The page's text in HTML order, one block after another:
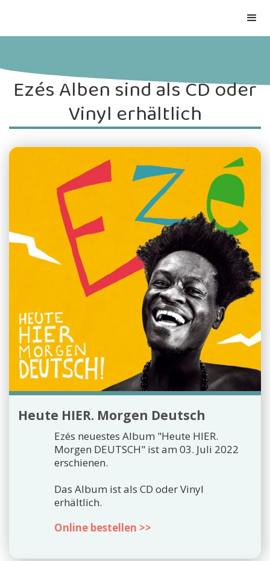
Ezés Alben sind als CD oder
Vinyl erhältlich
Heute HIER. Morgen Deutsch
Ezés neuestes Album "Heute HIER.
Morgen DEUTSCH" ist am 03. Juli 2022
erschienen.
Das Album ist als CD oder Vinyl
erhältlich.
Online bestellen >>